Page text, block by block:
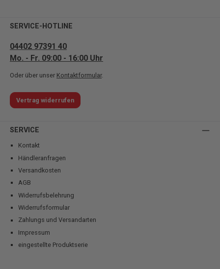
SERVICE-HOTLINE
04402 97391 40
Mo. - Fr. 09:00 - 16:00 Uhr
Oder über unser Kontaktformular.
Vertrag widerrufen
SERVICE
Kontakt
Händleranfragen
Versandkosten
AGB
Widerrufsbelehrung
Widerrufsformular
Zahlungs und Versandarten
Impressum
eingestellte Produktserie